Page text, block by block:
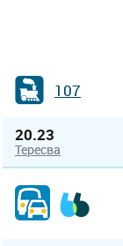
107
20.23
Тересва